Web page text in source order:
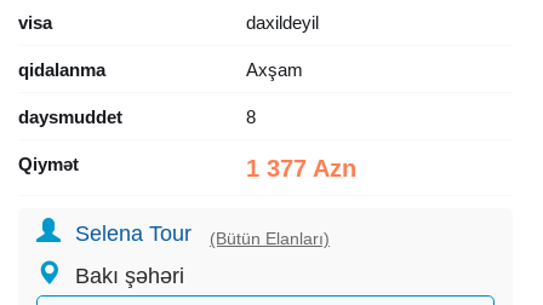
visa daxildeyil
qidalanma Axşam
daysmuddet 8
Qiymət 1 377 Azn
Selena Tour (Bütün Elanları)
Bakı şəhəri